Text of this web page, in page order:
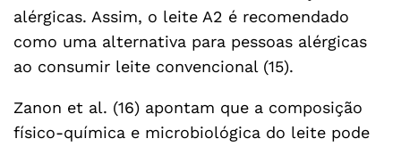
alérgicas. Assim, o leite A2 é recomendado
como uma alternativa para pessoas alérgicas
ao consumir leite convencional (15).
Zanon et al. (16) apontam que a composição
físico-química e microbiológica do leite pode